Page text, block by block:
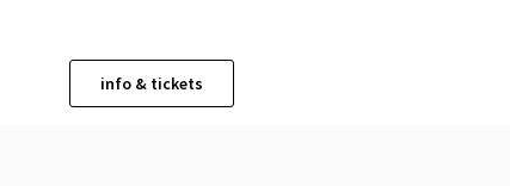
info & tickets